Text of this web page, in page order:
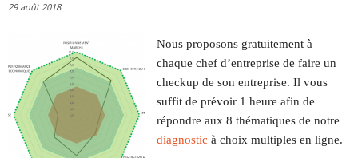
29 août 2018
Nous proposons gratuitement à
chaque chef d’entreprise de faire un
checkup de son entreprise. Il vous
suffit de prévoir 1 heure afin de
répondre aux 8 thématiques de notre
diagnostic à choix multiples en ligne.